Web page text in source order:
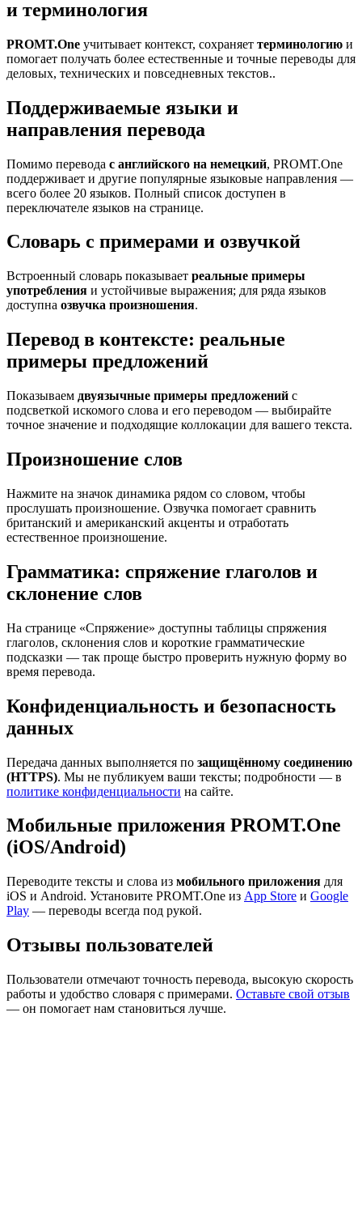
и терминология
PROMT.One учитывает контекст, сохраняет терминологию и
помогает получать более естественные и точные переводы для
деловых, технических и повседневных текстов..
Поддерживаемые языки и
направления перевода
Помимо перевода с английского на немецкий, PROMT.One
поддерживает и другие популярные языковые направления —
всего более 20 языков. Полный список доступен в
переключателе языков на странице.
Словарь с примерами и озвучкой
Встроенный словарь показывает реальные примеры
употребления и устойчивые выражения; для ряда языков
доступна озвучка произношения.
Перевод в контексте: реальные
примеры предложений
Показываем двуязычные примеры предложений с
подсветкой искомого слова и его переводом — выбирайте
точное значение и подходящие коллокации для вашего текста.
Произношение слов
Нажмите на значок динамика рядом со словом, чтобы
прослушать произношение. Озвучка помогает сравнить
британский и американский акценты и отработать
естественное произношение.
Грамматика: спряжение глаголов и
склонение слов
На странице «Спряжение» доступны таблицы спряжения
глаголов, склонения слов и короткие грамматические
подсказки — так проще быстро проверить нужную форму во
время перевода.
Конфиденциальность и безопасность
данных
Передача данных выполняется по защищённому соединению
(HTTPS). Мы не публикуем ваши тексты; подробности — в
политике конфиденциальности на сайте.
Мобильные приложения PROMT.One
(iOS/Android)
Переводите тексты и слова из мобильного приложения для
iOS и Android. Установите PROMT.One из App Store и Google
Play — переводы всегда под рукой.
Отзывы пользователей
Пользователи отмечают точность перевода, высокую скорость
работы и удобство словаря с примерами. Оставьте свой отзыв
— он помогает нам становиться лучше.